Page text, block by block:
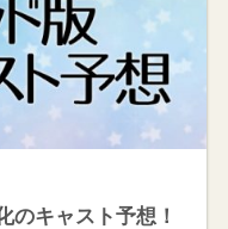
のキャスト予想！